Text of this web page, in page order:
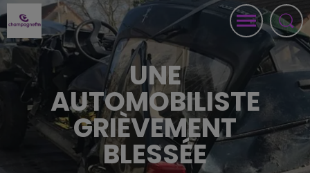
UNE
AUTOMOBILISTE
GRIÈVEMENT
BLESSÉE